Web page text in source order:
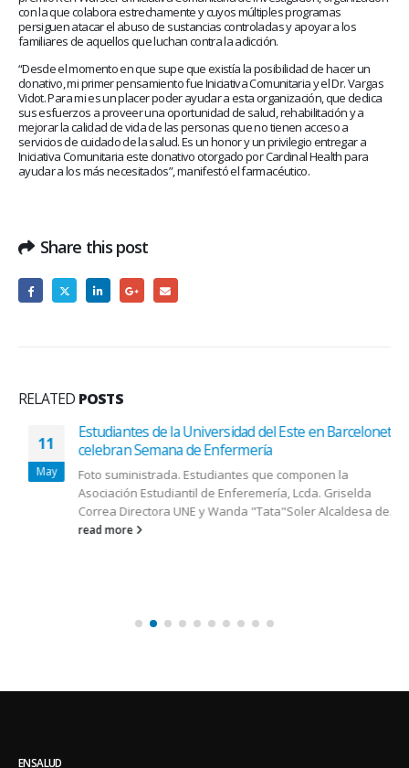
con la que colabora estrechamente y cuyos múltiples programas
persiguen atacar el abuso de sustancias controladas y apoyar a los
familiares de aquellos que luchan contra la adicción.
“Desde el momento en que supe que existía la posibilidad de hacer un
donativo, mi primer pensamiento fue Iniciativa Comunitaria y el Dr. Vargas
Vidot. Para mi es un placer poder ayudar a esta organización, que dedica
sus esfuerzos a proveer una oportunidad de salud, rehabilitación y a
mejorar la calidad de vida de las personas que no tienen acceso a
servicios de cuidado de la salud. Es un honor y un privilegio entregar a
Iniciativa Comunitaria este donativo otorgado por Cardinal Health para
ayudar a los más necesitados”, manifestó el farmacéutico.
Share this post
RELATED POSTS
11
May
Estudiantes de la Universidad del Este en Barceloneta
celebran Semana de Enfermería
Foto suministrada. Estudiantes que componen la
Asociación Estudiantil de Enferemería, Lcda. Griselda
Correa Directora UNE y Wanda "Tata"Soler Alcaldesa de...
read more
ENSALUD
para que nuestra sociedad conozca un poco más sobre como